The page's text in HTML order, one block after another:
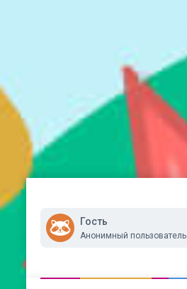
Гость
Анонимный пользователь